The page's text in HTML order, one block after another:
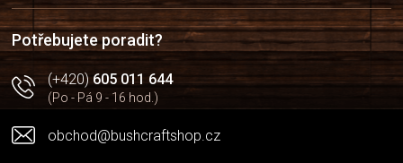
t
í
Potřebujete poradit?
(+420)605 011 644
(Po - Pá 9 - 16 hod.)
obchod@bushcraftshop.cz